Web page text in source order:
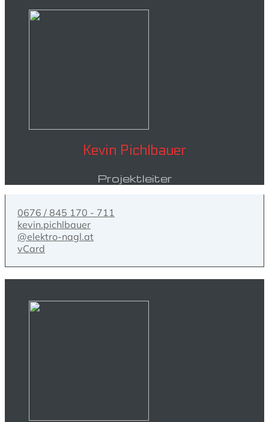
Kevin Pichlbauer
Projektleiter
0676 / 845 170 - 711
kevin.pichlbauer
@elektro-nagl.at
vCard